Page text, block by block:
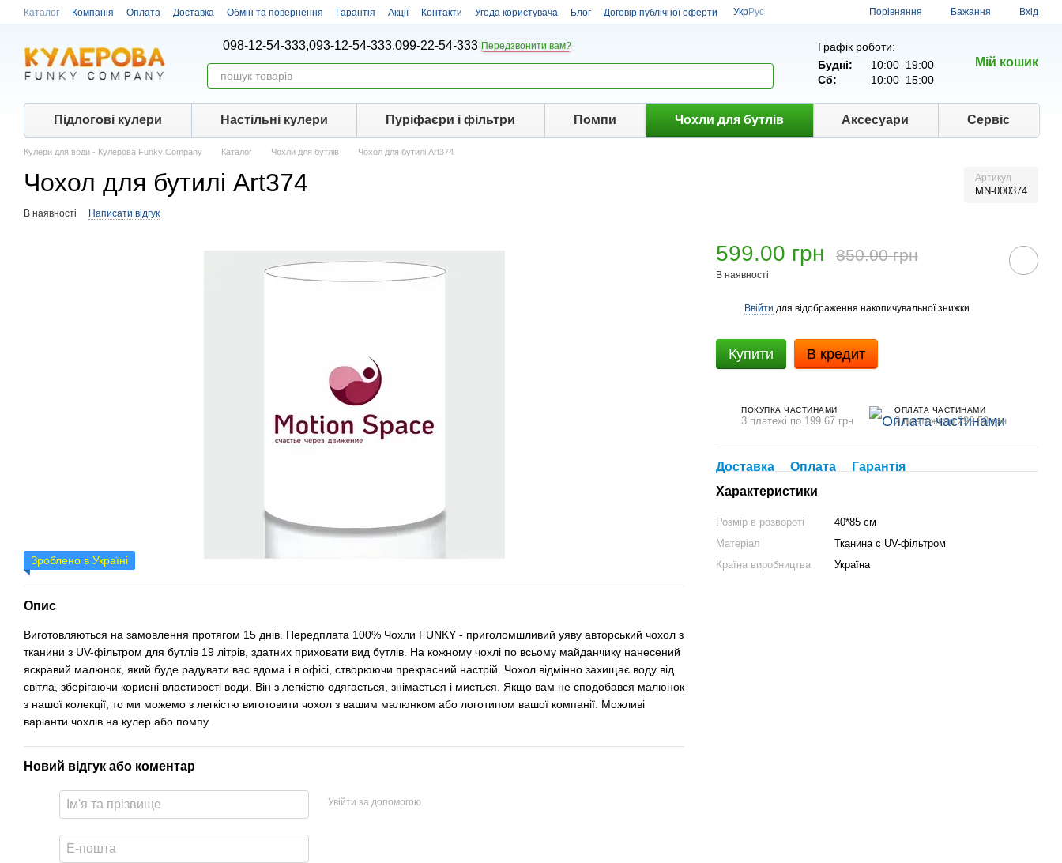
Перейти до основного контенту
Каталог Компанія Оплата Доставка Обмін та повернення Гарантія Акції Контакти Угода користувача Блог Договір публічної оферти УкрРус Порівняння Бажання Вхід
098-12-54-333,093-12-54-333,099-22-54-333 Передзвонити вам?
Графік роботи:
Будні:
10:00–19:00
Сб:
10:00–15:00
Мій кошик
Підлогові кулери Настiльнi кулери Пуріфаєри і фільтри Помпи Чохли для бутлів Аксесуари Сервіс
Кулери для води - Кулерова Funky Company Каталог Чохли для бутлів Чохол для бутилі Art374
Чохол для бутилі Art374 Артикул
MN-000374
В наявності Написати відгук
Зроблено в Україні
Опис
Виготовляються на замовлення протягом 15 днів. Передплата 100% Чохли FUNKY - приголомшливий уяву авторський чохол з
тканини з UV-фільтром для бутлів 19 літрів, здатних приховати вид бутлів. На кожному чохлі по всьому майданчику нанесений
яскравий малюнок, який буде радувати вас вдома і в офісі, створюючи прекрасний настрій. Чохол відмінно захищає воду від
світла, зберігаючи корисні властивості води. Він з легкістю одягається, знімається і миється. Якщо вам не сподобався малюнок
з нашої колекції, то ми можемо з легкістю виготовити чохол з вашим малюнком або логотипом вашої компанії. Можливі
варіанти чохлів на кулер або помпу.
Новий відгук або коментар
Увійти за допомогою
599.00 грн 850.00 грн
В наявності
Ввійти для відображення накопичувальної знижки
Купити В кредит
ПОКУПКА ЧАСТИНАМИ
3 платежі по 199.67 грн
ОПЛАТА ЧАСТИНАМИ
2 платежі по 299.50 грн
Доставка Оплата
Гарантія
Характеристики
Розмір в розвороті
40*85 см
Матеріал
Тканина с UV-фiльтром
Країна виробництва
Україна